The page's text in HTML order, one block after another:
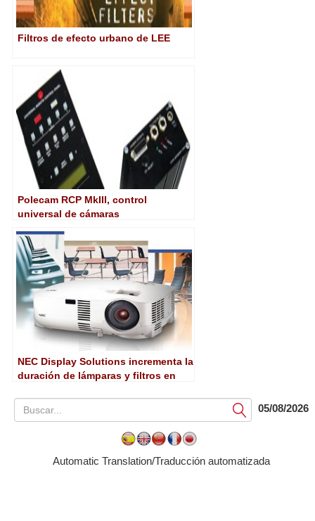
Filtros de efecto urbano de LEE
Polecam RCP MkIII, control
universal de cámaras
NEC Display Solutions incrementa la
duración de lámparas y filtros en
Submit05/08/2026
Automatic Translation/Traducción automatizada